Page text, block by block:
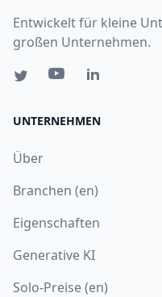
Entwickelt für kleine
großen Unternehmen.
UNTERNEHMEN
Über
Branchen (en)
Eigenschaften
Generative KI
Solo-Preise (en)